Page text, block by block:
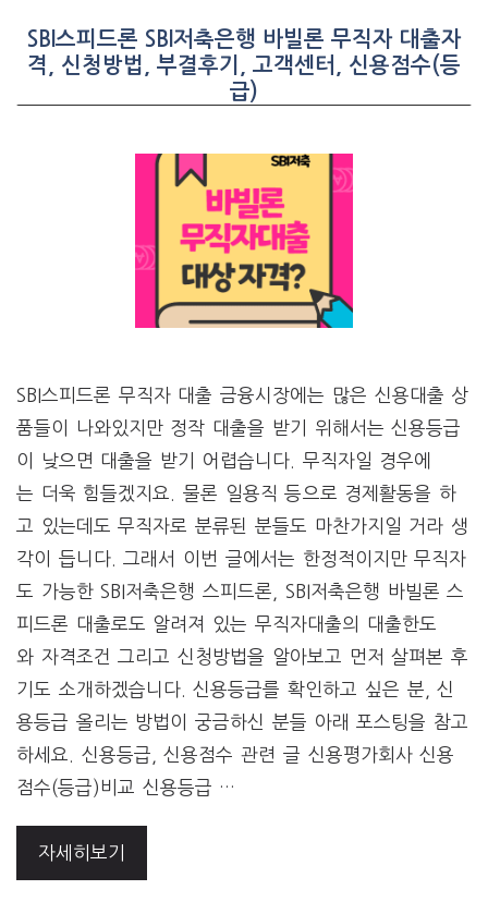
SBI스피드론 SBI저축은행 바빌론 무직자 대출자
격, 신청방법, 부결후기, 고객센터, 신용점수(등
급)
SBI스피드론 무직자 대출 금융시장에는 많은 신용대출 상
품들이 나와있지만 정작 대출을 받기 위해서는 신용등급
이 낮으면 대출을 받기 어렵습니다. 무직자일 경우에
는 더욱 힘들겠지요. 물론 일용직 등으로 경제활동을 하
고 있는데도 무직자로 분류된 분들도 마찬가지일 거라 생
각이 듭니다. 그래서 이번 글에서는 한정적이지만 무직자
도 가능한 SBI저축은행 스피드론, SBI저축은행 바빌론 스
피드론 대출로도 알려져 있는 무직자대출의 대출한도
와 자격조건 그리고 신청방법을 알아보고 먼저 살펴본 후
기도 소개하겠습니다. 신용등급를 확인하고 싶은 분, 신
용등급 올리는 방법이 궁금하신 분들 아래 포스팅을 참고
하세요. 신용등급, 신용점수 관련 글 신용평가회사 신용
점수(등급)비교 신용등급 …
자세히보기